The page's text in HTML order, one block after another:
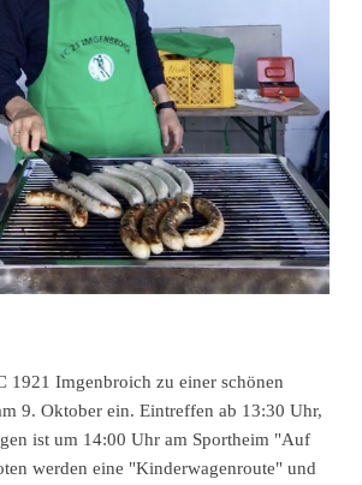
1921 Imgenbroich zu einer schönen
9. Oktober ein. Eintreffen ab 13:30 Uhr,
ist um 14:00 Uhr am Sportheim "Auf
werden eine "Kinderwagenroute" und